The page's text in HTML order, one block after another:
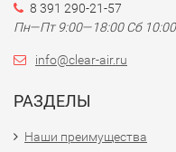
8 391 290-21-57
Пн—Пт 9:00—18:00 Сб
info@clear-air.ru
РАЗДЕЛЫ
Наши преимущества